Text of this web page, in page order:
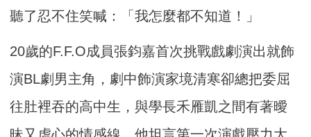
聽了忍不住笑喊：「我怎麼都不知道！」
20歲的F.F.O成員張鈞嘉首次挑戰戲劇演出就飾
演BL劇男主角，劇中飾演家境清寒卻總把委屈
往肚裡吞的高中生，與學長禾雁凱之間有著曖